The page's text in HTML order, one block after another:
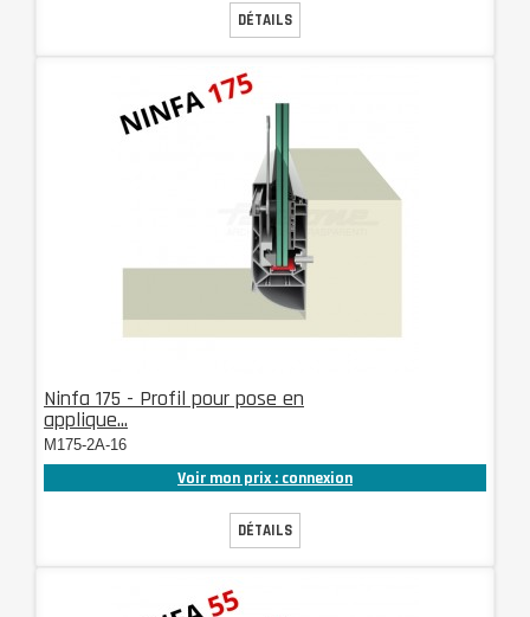
DÉTAILS
Ninfa 175 - Profil pour pose en
applique...
M175-2A-16
Voir mon prix : connexion
DÉTAILS